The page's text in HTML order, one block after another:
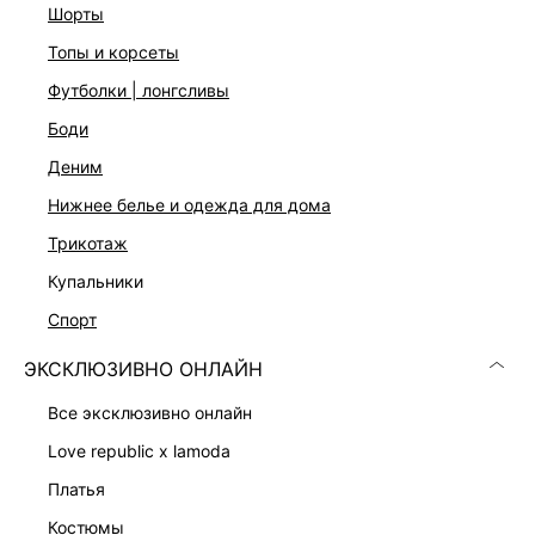
шорты
топы и корсеты
футболки | лонгсливы
боди
деним
нижнее белье и одежда для дома
трикотаж
купальники
спорт
ЭКСКЛЮЗИВНО ОНЛАЙН
все эксклюзивно онлайн
love republic x lamoda
платья
костюмы
ДОСТАВКА И ВОЗВРАТ
Подробные условия доставки и возврата
КОМПАНИЯ